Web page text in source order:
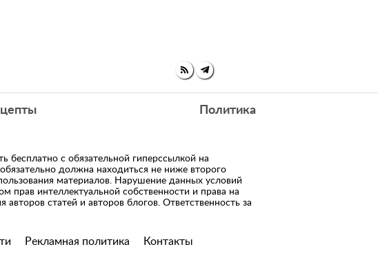
Политика
бесплатно с обязательной гиперссылкой на
обязательно должна находиться не ниже второго
материалов. Нарушение данных условий
прав интеллектуальной собственности и права на
статей и авторов блогов. Ответственность за
Рекламная политика Контакты